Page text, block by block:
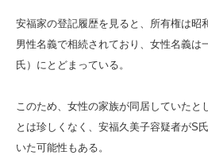
安福家の登記履歴を見ると、所有権は昭
男性名義で相続されており、女性名義は
氏）にとどまっている。
このため、女性の家族が同居していたと
とは珍しくなく、安福久美子容疑者がS
いた可能性もある。